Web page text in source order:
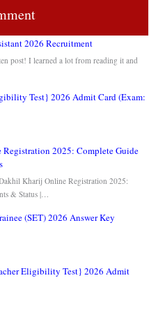
2026 Recruitment
post! I learned a lot from reading it and
Test} 2026 Admit Card (Exam:
2025: Complete Guide
Kharij Online Registration 2025:
& Status |…
(SET) 2026 Answer Key
Eligibility Test} 2026 Admit